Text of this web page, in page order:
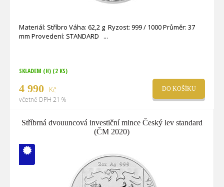
Materiál: Stříbro Váha: 62,2 g Ryzost: 999 / 1000 Průměr: 37
mm Provedení: STANDARD
SKLADEM (H) (2 KS)
4 990 Kč
včetně DPH 21 %
DO KOŠÍKU
Stříbrná dvouuncová investiční mince Český lev standard
(ČM 2020)
V ČM zcela